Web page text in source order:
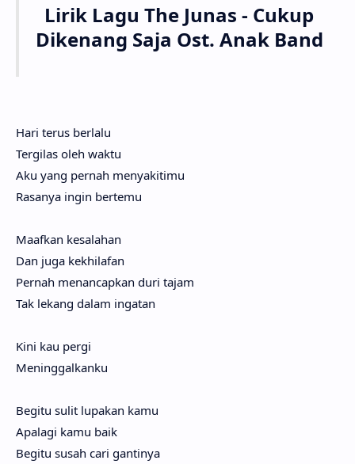
Lirik Lagu The Junas - Cukup
Dikenang Saja Ost. Anak Band
Hari terus berlalu
Tergilas oleh waktu
Aku yang pernah menyakitimu
Rasanya ingin bertemu
Maafkan kesalahan
Dan juga kekhilafan
Pernah menancapkan duri tajam
Tak lekang dalam ingatan
Kini kau pergi
Meninggalkanku
Begitu sulit lupakan kamu
Apalagi kamu baik
Begitu susah cari gantinya